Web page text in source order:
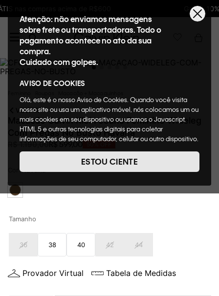
Ganhe 10% de GIFTBACK em todas as compras
Atenção: não enviamos mensagens
sobre frete ou transportadoras. Todo o
pagamento acontece no ato da sua
compra.
Cuidado com golpes.
AVISO DE COOKIES
Olá, este é o nosso Aviso de Cookies. Quando você visita
nosso site ou usa um aplicativo móvel, nós colocamos um ou
mais cookies em seu dispositivo ou usamos o Javascript,
HTML 5 e outras tecnologias digitais para coletar
informações de seu computador, celular ou outro dispositivo.
de cookies, informaremos quais cookies usaremos e quais
suas funções. A forma como processamos os dados
nosso Aviso de Privacidade. Quando você visita nosso site,
consideraremos isso como sua solicitação específica para
entre outros, a capacidade de comprar um item em nossa
Cookies acesse o link.
ESTOU CIENTE
VOLTAR
Macacão Calvin Klein Jeans Feminino Wideleg
Com Pregas No Busto Havana
1.190,00R$ 599,00 50%
CorHavana
Tamanho
36 38 40 42 44
Provador Virtual Tabela de Medidas